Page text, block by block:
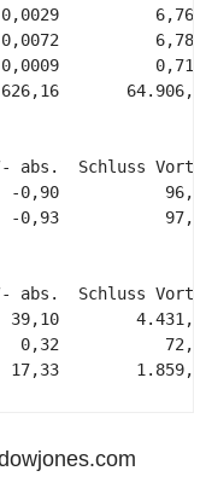
0,0029
0,0072
0,0009
abs.  Schluss
-0,90
-0,93
Schluss
0,32